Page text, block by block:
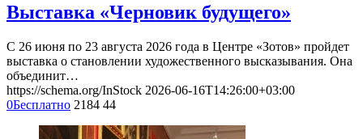
Выставка «Черновик будущего»
С 26 июня по 23 августа 2026 года в Центре «Зотов» пройдет
выставка о становлении художественного высказывания. Она
объединит…
https://schema.org/InStock 2026-06-16T14:26:00+03:00
0Бесплатно 2184 44